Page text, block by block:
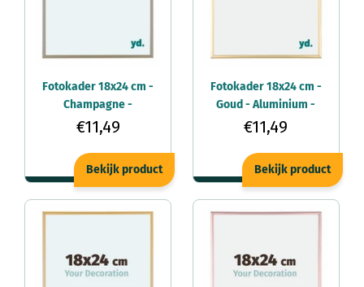
Fotokader 18x24 cm -
Champagne -
Aluminium - Kent
€11,49
Bekijk product
Fotokader 18x24 cm -
Goud - Aluminium -
Kent
€11,49
Bekijk product